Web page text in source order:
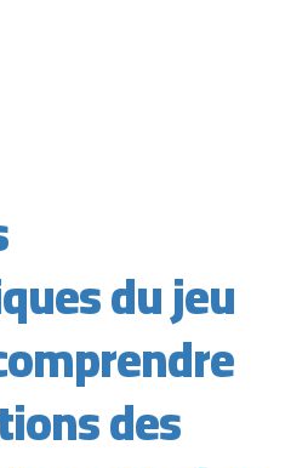
du jeu
des